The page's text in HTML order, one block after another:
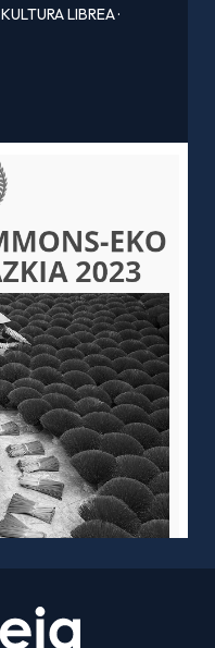
KULTURA LIBREA·